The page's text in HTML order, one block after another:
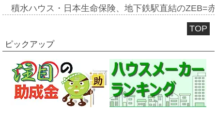
積水ハウス・日本生命保険、地下鉄駅直結のZEB=
TOP
ピックアップ